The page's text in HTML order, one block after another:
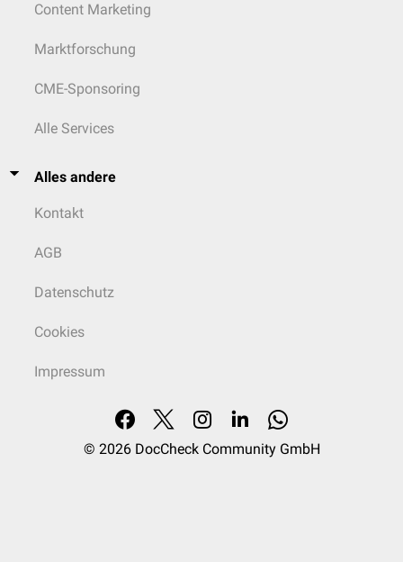
Content Marketing
Marktforschung
CME-Sponsoring
Alle Services
Alles andere
Kontakt
AGB
Datenschutz
Cookies
Impressum
© 2026 DocCheck Community GmbH